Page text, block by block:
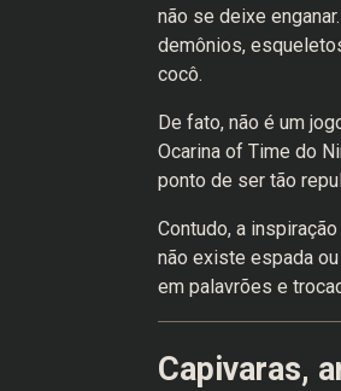
não se deixe
demônios,
cocô.
De fato, não é um
Ocarina of Time do
ponto de ser tão
Contudo, a
não existe espada
em palavrões e
Capivaras,